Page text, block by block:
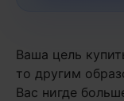
Ваша цель
то другим
Вас нигде